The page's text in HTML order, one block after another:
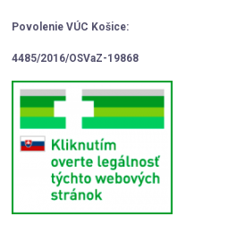
Povolenie VÚC Košice:
4485/2016/OSVaZ-19868